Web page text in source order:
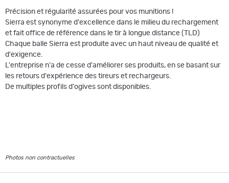
Précision et régularité assurées pour vos munitions !
Sierra est synonyme d'excellence dans le milieu du rechargement
et fait office de référence dans le tir à longue distance (TLD)
Chaque balle Sierra est produite avec un haut niveau de qualité et
d'exigence.
L'entreprise n'a de cesse d'améliorer ses produits, en se basant sur
les retours d'expérience des tireurs et rechargeurs.
De multiples profils d'ogives sont disponibles.
Photos non contractuelles